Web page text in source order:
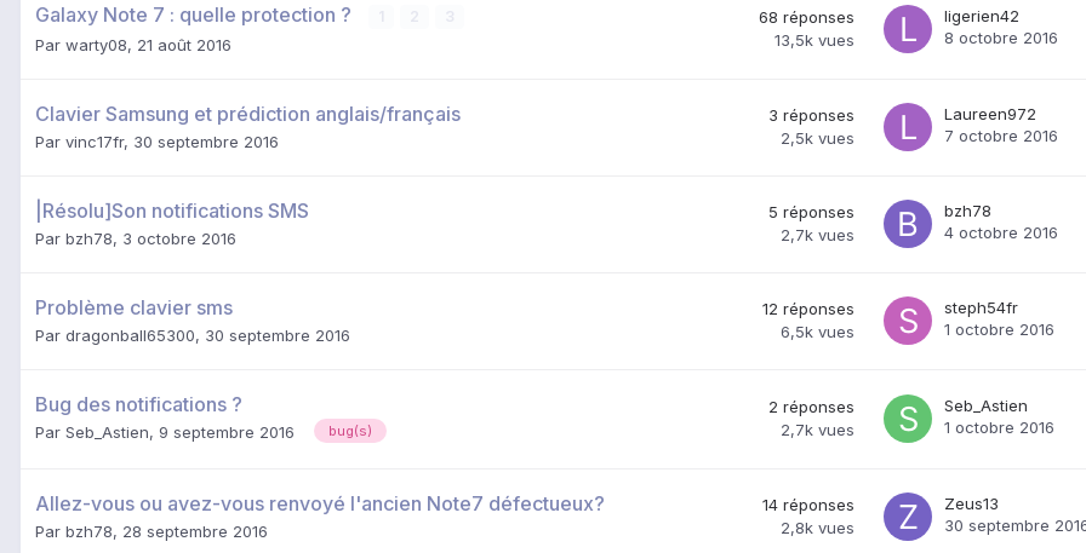
Galaxy Note 7 : quelle protection ?
Par warty08, 21 août 2016
68 réponses
13,5k vues
ligerien42
8 octobre 2016
Clavier Samsung et prédiction anglais/français
Par vinc17fr, 30 septembre 2016
3 réponses
2,5k vues
Laureen972
7 octobre 2016
|Résolu]Son notifications SMS
Par bzh78, 3 octobre 2016
5 réponses
2,7k vues
bzh78
4 octobre 2016
Problème clavier sms
Par dragonball65300, 30 septembre 2016
12 réponses
6,5k vues
steph54fr
1 octobre 2016
Bug des notifications ?
Par Seb_Astien, 9 septembre 2016 bug(s)
2 réponses
2,7k vues
Seb_Astien
1 octobre 2016
Allez-vous ou avez-vous renvoyé l'ancien Note7 défectueux?
Par bzh78, 28 septembre 2016
14 réponses
2,8k vues
Zeus13
30 septembre